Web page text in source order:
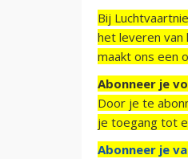
Bij
het leveren van
maakt ons een
Abonneer je
Door je te
je toegang tot
Abonneer je